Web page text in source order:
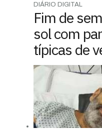
DIÁRIO DIGITAL
Fim de
sol com
típicas de